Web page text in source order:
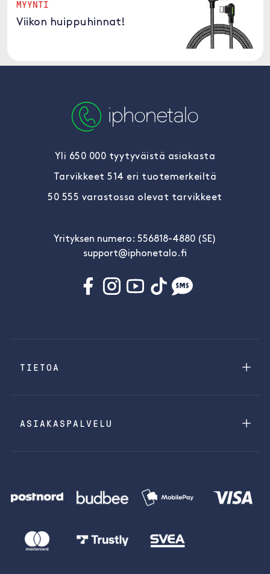
MYYNTI
Viikon huippuhinnat!
Yli 650 000 tyytyväistä asiakasta
Tarvikkeet 514 eri tuotemerkeiltä
50 555 varastossa olevat tarvikkeet
Yrityksen numero: 556818-4880 (SE)
support@iphonetalo.fi
TIETOA
ASIAKASPALVELU